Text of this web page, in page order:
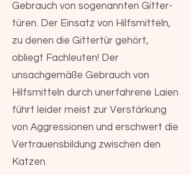
Gebrauch von sogenannten Gitter-
türen. Der Einsatz von Hilfsmitteln,
zu denen die Gittertür gehört,
obliegt Fachleuten! Der
unsachgemäße Gebrauch von
Hilfsmitteln durch unerfahrene Laien
führt leider meist zur Verstärkung
von Aggressionen und erschwert die
Vertrauensbildung zwischen den
Katzen.